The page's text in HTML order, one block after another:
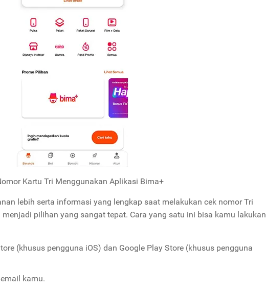
Kartu Tri Menggunakan Aplikasi Bima+
lebih serta informasi yang lengkap saat melakukan cek nomor Tri
pilihan yang sangat tepat. Cara yang satu ini bisa kamu lakukan
(khusus pengguna iOS) dan Google Play Store (khusus pengguna
kamu.